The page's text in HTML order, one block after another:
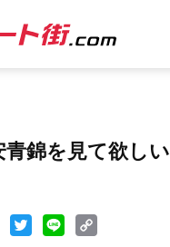
青錦を見て欲しい
Face
Twitt
Line